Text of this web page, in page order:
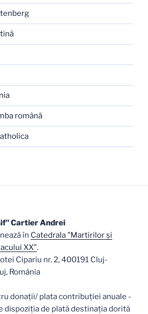
română
Cartier Andrei
în Catedrala "Martirilor şi
XX".
Cipariu nr. 2, 400191 Cluj-
România
donații/ plata contribuției anuale -
dispoziția de plată destinația dorită